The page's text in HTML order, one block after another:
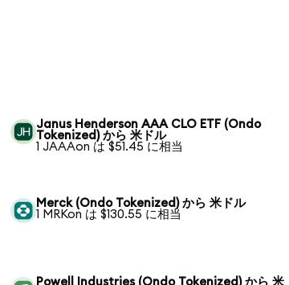
Janus Henderson AAA CLO ETF (Ondo
Tokenized) から 米ドル
1 JAAAon は $51.45 に相当
Merck (Ondo Tokenized) から 米ドル
1 MRKon は $130.55 に相当
Powell Industries (Ondo Tokenized) から 米